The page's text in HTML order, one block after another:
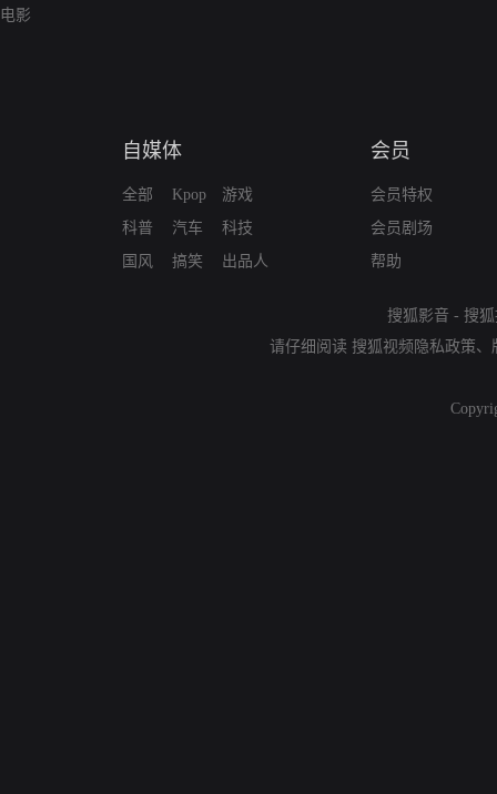
电影
自媒体
全部
科普
国风
Kpop
汽车
搞笑
游戏
科技
出品人
会员
会员特权
会员剧场
帮助
搜狐影音 - 搜
请仔细阅读 搜狐视频隐私政策、